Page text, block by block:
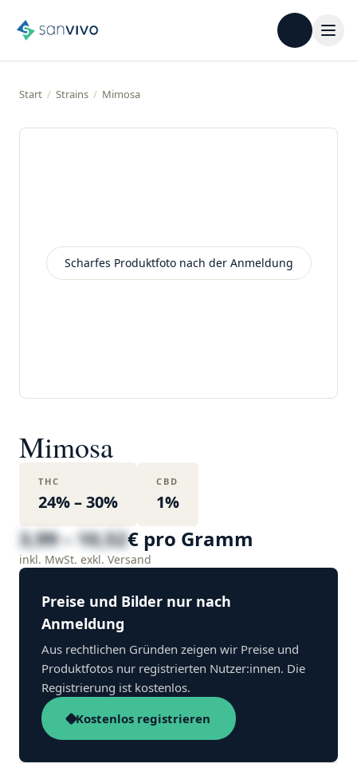
Start / Strains / Mimosa
Scharfes Produktfoto nach der Anmeldung
Mimosa
THC
24% – 30%
CBD
1%
3,99 – 10,52€ pro Gramm
inkl. MwSt. exkl. Versand
Preise und Bilder nur nach
Anmeldung
Aus rechtlichen Gründen zeigen wir Preise und
Produktfotos nur registrierten Nutzer:innen. Die
Registrierung ist kostenlos.
Kostenlos registrieren